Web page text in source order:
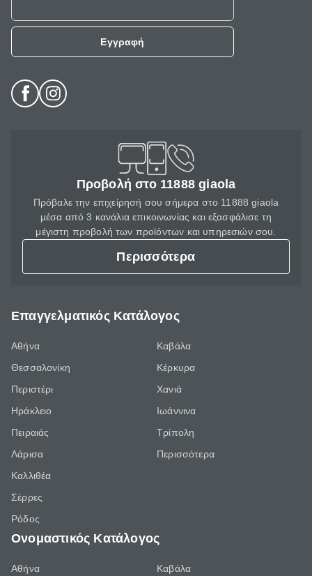
Εγγραφή
Προβολή στο 11888 giaola
Πρόβαλε την επιχείρησή σου σήμερα στο 11888 giaola
μέσα από 3 κανάλια επικοινωνίας και εξασφάλισε τη
μέγιστη προβολή των προϊόντων και υπηρεσιών σου.
Περισσότερα
Επαγγελματικός Κατάλογος
Αθήνα
Θεσσαλονίκη
Περιστέρι
Ηράκλειο
Πειραιάς
Λάρισα
Καλλιθέα
Σέρρες
Ρόδος
Καβάλα
Κέρκυρα
Χανιά
Ιωάννινα
Τρίπολη
Περισσότερα
Ονομαστικός Κατάλογος
Αθήνα Καβάλα